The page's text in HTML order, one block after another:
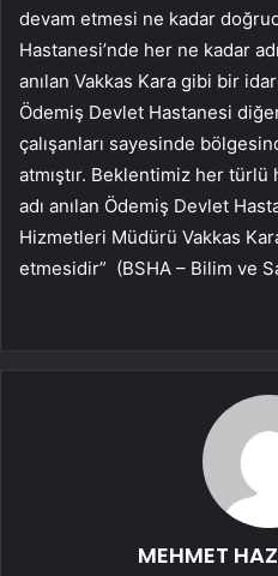
devam etmesi ne kadar
Hastanesi’nde her ne kadar
anılan Vakkas Kara gibi bir
Ödemiş Devlet Hastanesi
çalışanları sayesinde
atmıştır. Beklentimiz her türlü
adı anılan Ödemiş Devlet
Hizmetleri Müdürü Vakkas
etmesidir” (BSHA – Bilim ve
MEHMET